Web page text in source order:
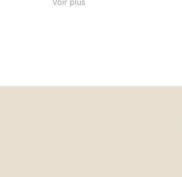
Voir plus